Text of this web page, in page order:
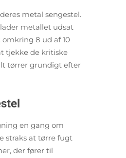
metal sengestel.
metallet udsat
8 ud af 10
tjekke de kritiske
tørrer grundigt efter
en gang om
straks at tørre fugt
der fører til